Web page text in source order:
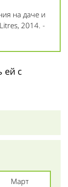
на даче и
2014. -
ей с
Март